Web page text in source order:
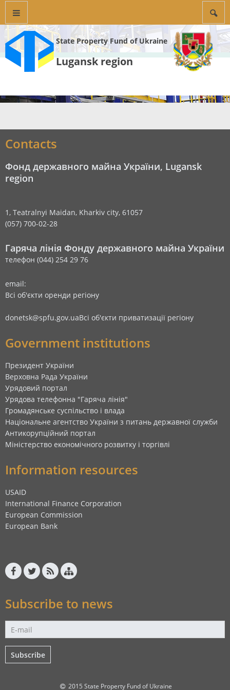
State Property Fund of Ukraine
Lugansk region
Contacts
Фонд державного майна України, Lugansk
region
1, Teatralnyi Maidan, Kharkiv city, 61057
(057) 700-02-28
Гаряча лінія Фонду державного майна України
телефон (044) 254 29 76
email:
Всі об'єкти оренди регіону
donetsk@spfu.gov.uaВсі об'єкти приватизації регіону
Government institutions
Президент України
Верховна Рада України
Урядовий портал
Урядова телефонна "Гаряча лінія"
Громадянське суспільство і влада
Національне агентство України з питань державної служби
Антикорупційний портал
Міністерство економічного розвитку і торгівлі
Information resources
USAID
International Finance Corporation
European Commission
European Bank
Subscribe to news
Subscribe
2015 State Property Fund of Ukraine